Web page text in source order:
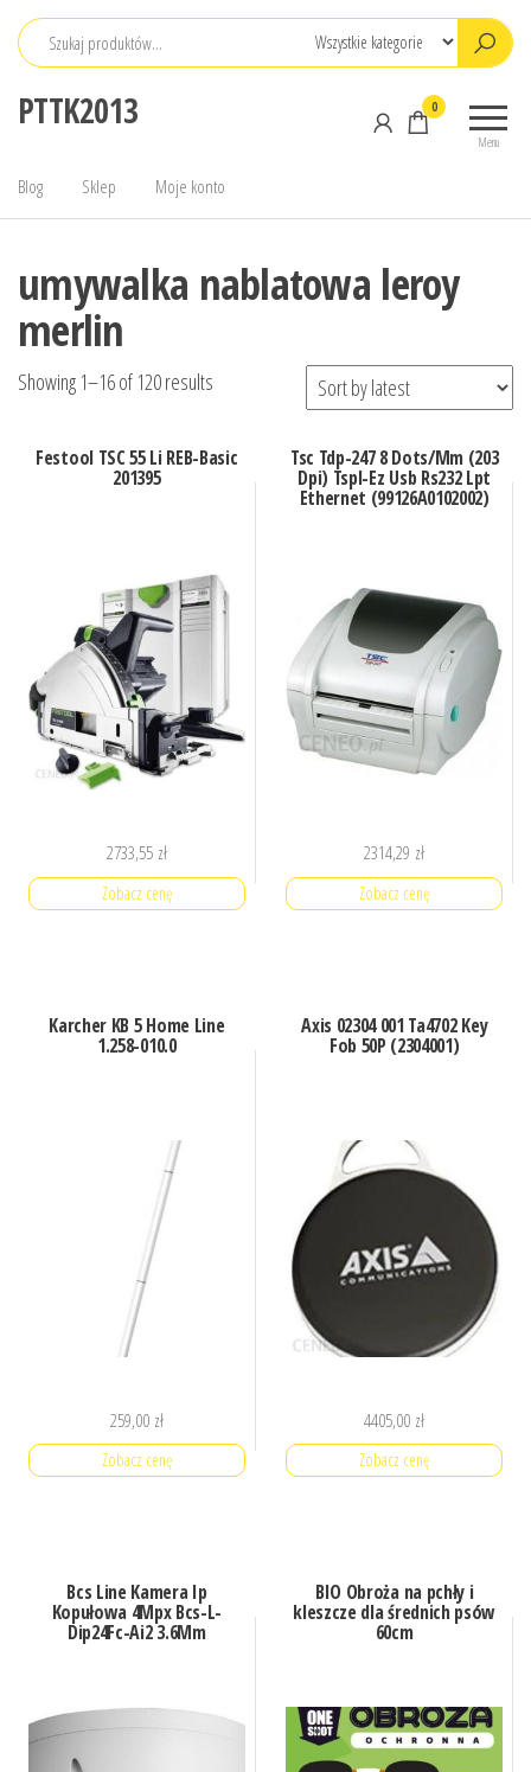
Przejdź
PTTK2013
Menu
0
Blog Sklep Moje konto
umywalka nablatowa leroy
merlin
Showing 1–16 of 120 results
Festool TSC 55 Li REB-Basic
201395
2733,55 zł
Zobacz cenę
Tsc Tdp-247 8 Dots/Mm (203
Dpi) Tspl-Ez Usb Rs232 Lpt
Ethernet (99126A0102002)
2314,29 zł
Zobacz cenę
Karcher KB 5 Home Line
1.258-010.0
259,00 zł
Zobacz cenę
Axis 02304 001 Ta4702 Key
Fob 50P (2304001)
4405,00 zł
Zobacz cenę
Bcs Line Kamera Ip
Kopułowa 4Mpx Bcs-L-
Dip24Fc-Ai2 3.6Mm
BIO Obroża na pchły i
kleszcze dla średnich psów
60cm